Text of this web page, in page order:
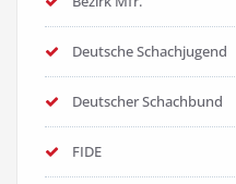
Deutsche Schachjugend
Deutscher Schachbund
FIDE